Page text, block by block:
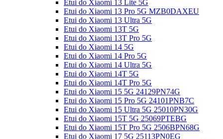
Etui do Xiaomi 13 Lite 5G
Etui do Xiaomi 13 Pro 5G MZB0DAXEU
Etui do Xiaomi 13 Ultra 5G
Etui do Xiaomi 13T 5G
Etui do Xiaomi 13T Pro 5G
Etui do Xiaomi 14 5G
Etui do Xiaomi 14 Pro 5G
Etui do Xiaomi 14 Ultra 5G
Etui do Xiaomi 14T 5G
Etui do Xiaomi 14T Pro 5G
Etui do Xiaomi 15 5G 24129PN74G
Etui do Xiaomi 15 Pro 5G 24101PNB7C
Etui do Xiaomi 15 Ultra 5G 25010PN30G
Etui do Xiaomi 15T 5G 25069PTEBG
Etui do Xiaomi 15T Pro 5G 2506BPN68G
Etui do Xiaomi 17 5G 25113PN0EG